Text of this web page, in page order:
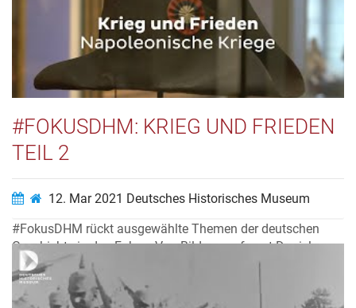
Video ansehen…
#FOKUSDHM: KRIEG UND FRIEDEN
TEIL 2
12. Mar 2021 Deutsches Historisches Museum
#FokusDHM rückt ausgewählte Themen der deutschen
Geschichte in den Fokus. Von Bildungsreferent Daniel
Sauer erfahren wir mehr über einzelne Kriege in der
deutschen Geschichte.